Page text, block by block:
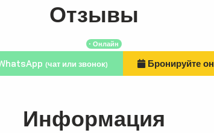
Отзывы
・Онлайн
(чат или звонок) Бронируйте
Информация